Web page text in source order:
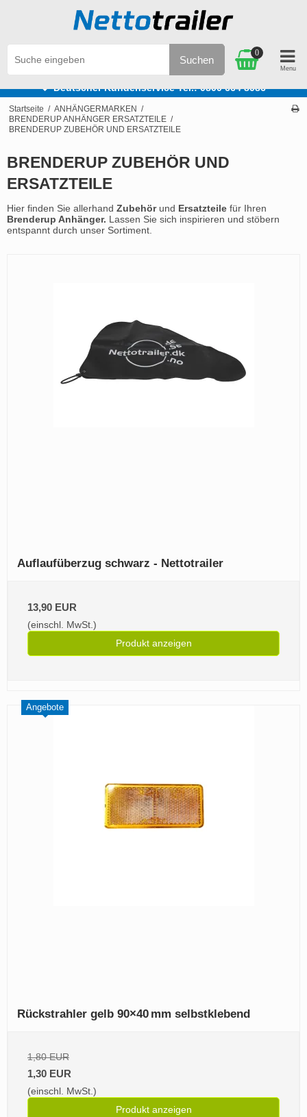
Wir verfügen über mehr als 30 Jahre Erfahrung
Suchen
0
Startseite / ANHÄNGERMARKEN /
BRENDERUP ANHÄNGER ERSATZTEILE /
BRENDERUP ZUBEHÖR UND ERSATZTEILE
BRENDERUP ZUBEHÖR UND
ERSATZTEILE
Hier finden Sie allerhand Zubehör und Ersatzteile für Ihren
Brenderup Anhänger. Lassen Sie sich inspirieren und stöbern
entspannt durch unser Sortiment.
Auflaufüberzug schwarz - Nettotrailer
13,90 EUR
(einschl. MwSt.)
Produkt anzeigen
Angebote
Rückstrahler gelb 90×40 mm selbstklebend
1,80 EUR
1,30 EUR
(einschl. MwSt.)
Produkt anzeigen